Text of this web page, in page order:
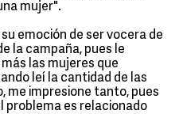
mujer".
emoción de ser vocera de
la campaña, pues le
las mujeres que
leí la cantidad de las
me impresione tanto, pues
problema es relacionado